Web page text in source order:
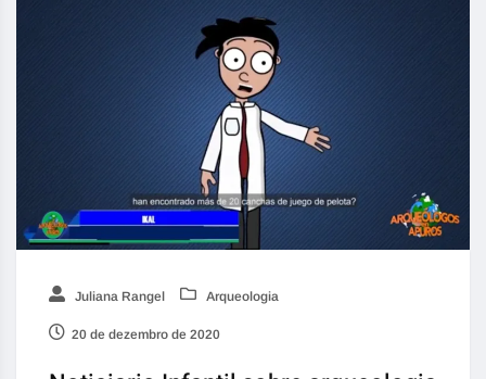
Juliana Rangel Arqueologia
20 de dezembro de 2020